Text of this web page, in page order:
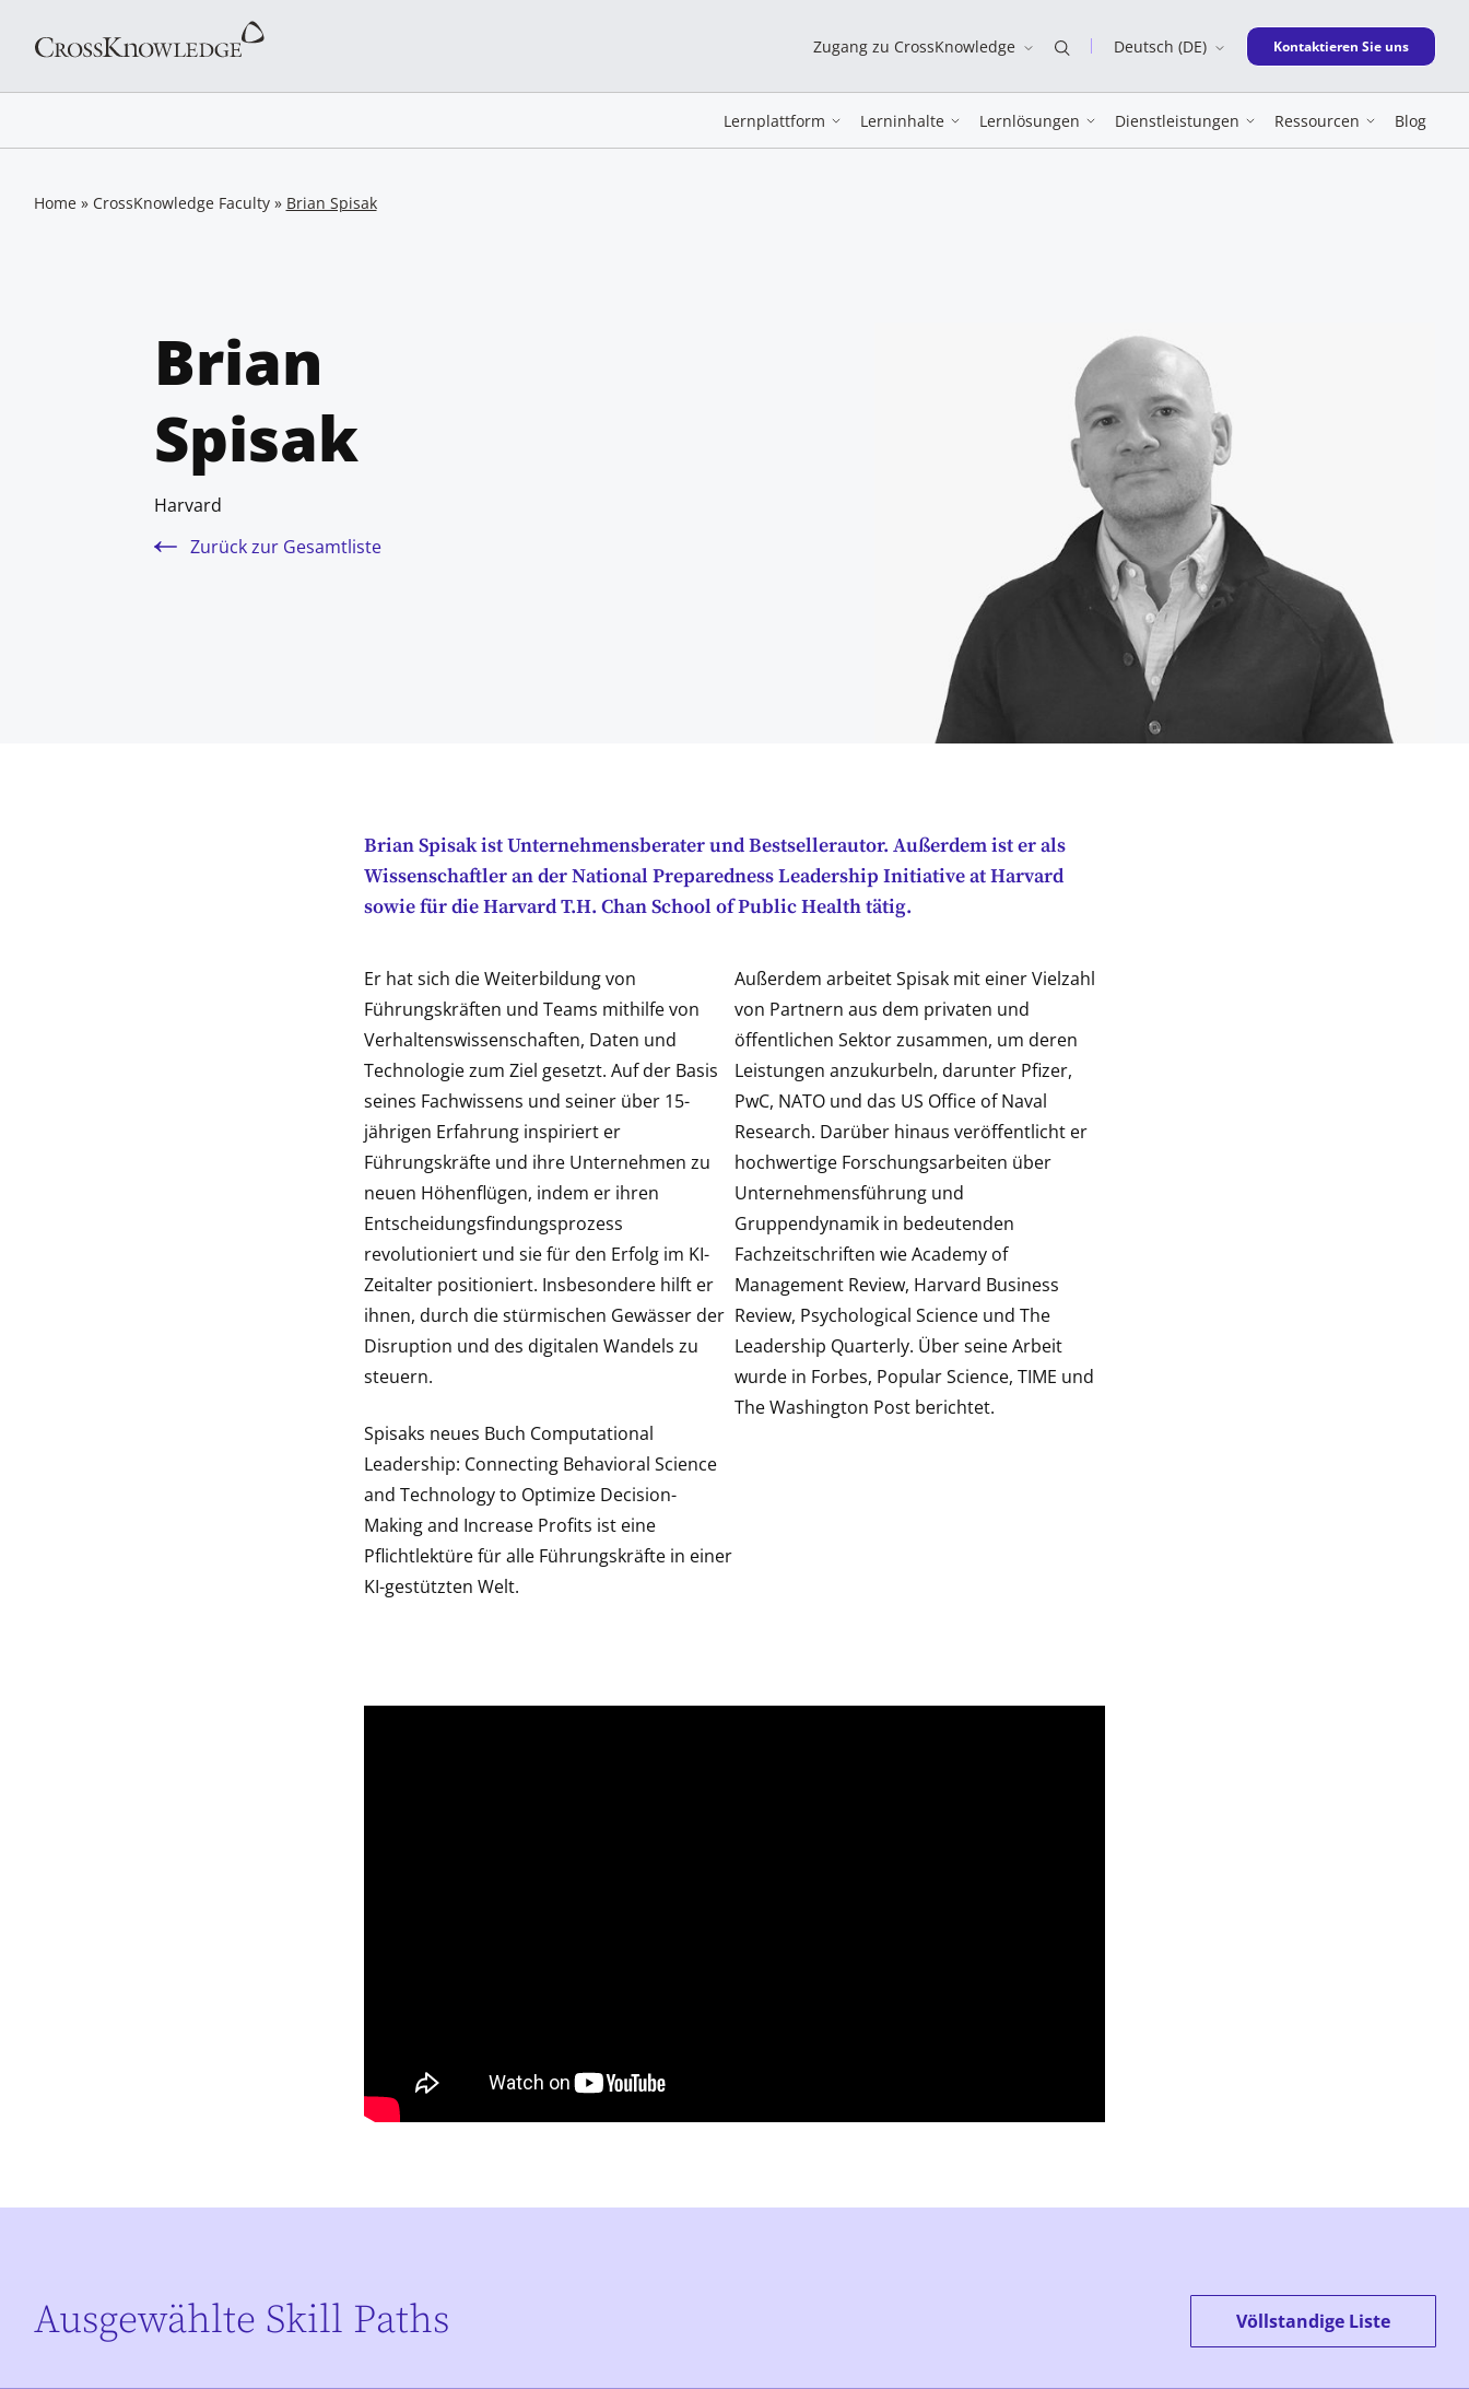
Zugang zu CrossKnowledge Deutsch (DE) New window
Kontaktieren Sie uns
Lernplattform Lerninhalte Lernlösungen Dienstleistungen Ressourcen Blog
Home» CrossKnowledge Faculty» Brian Spisak
Brian
Spisak
Harvard
Zurück zur Gesamtliste
Brian Spisak ist Unternehmensberater und Bestsellerautor. Außerdem ist er als
Wissenschaftler an der National Preparedness Leadership Initiative at Harvard
sowie für die Harvard T.H. Chan School of Public Health tätig.
Er hat sich die Weiterbildung von
Führungskräften und Teams mithilfe von
Verhaltenswissenschaften, Daten und
Technologie zum Ziel gesetzt. Auf der Basis
seines Fachwissens und seiner über 15-
jährigen Erfahrung inspiriert er
Führungskräfte und ihre Unternehmen zu
neuen Höhenflügen, indem er ihren
Entscheidungsfindungsprozess
revolutioniert und sie für den Erfolg im KI-
Zeitalter positioniert. Insbesondere hilft er
ihnen, durch die stürmischen Gewässer der
Disruption und des digitalen Wandels zu
steuern.
Spisaks neues Buch Computational
Leadership: Connecting Behavioral Science
and Technology to Optimize Decision-
Making and Increase Profits ist eine
Pflichtlektüre für alle Führungskräfte in einer
KI-gestützten Welt.
Außerdem arbeitet Spisak mit einer Vielzahl
von Partnern aus dem privaten und
öffentlichen Sektor zusammen, um deren
Leistungen anzukurbeln, darunter Pfizer,
PwC, NATO und das US Office of Naval
Research. Darüber hinaus veröffentlicht er
hochwertige Forschungsarbeiten über
Unternehmensführung und
Gruppendynamik in bedeutenden
Fachzeitschriften wie Academy of
Management Review, Harvard Business
Review, Psychological Science und The
Leadership Quarterly. Über seine Arbeit
wurde in Forbes, Popular Science, TIME und
The Washington Post berichtet.
Ausgewählte Skill Paths Völlstandige Liste